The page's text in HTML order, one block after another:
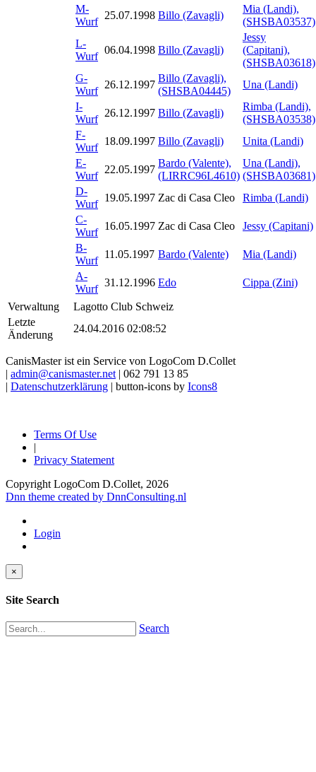
M-
Wurf
25.07.1998 Billo (Zavagli)
Mia (Landi),
(SHSBA03537)
L-
Wurf
06.04.1998 Billo (Zavagli)
Jessy
(Capitani),
(SHSBA03618)
G-
Wurf
26.12.1997
Billo (Zavagli),
(SHSBA04445)
Una (Landi)
I-
Wurf
26.12.1997 Billo (Zavagli)
Rimba (Landi),
(SHSBA03538)
F-
Wurf
18.09.1997 Billo (Zavagli)
Unita (Landi)
E-
Wurf
22.05.1997
Bardo (Valente),
(LIRRC96L4610)
Una (Landi),
(SHSBA03681)
D-
Wurf
19.05.1997 Zac di Casa Cleo
Rimba (Landi)
C-
Wurf
16.05.1997 Zac di Casa Cleo
Jessy (Capitani)
B-
Wurf
11.05.1997 Bardo (Valente)
Mia (Landi)
A-
Wurf
31.12.1996 Edo
Cippa (Zini)
Verwaltung
Lagotto Club Schweiz
Letzte
Änderung
24.04.2016 02:08:52
CanisMaster ist ein Service von LogoCom D.Collet
| admin@canismaster.net | 062 791 13 85
| Datenschutzerklärung | button-icons by Icons8
Terms Of Use
|
Privacy Statement
Copyright LogoCom D.Collet, 2026
Dnn theme created by DnnConsulting.nl
Login
×
Site Search
Search